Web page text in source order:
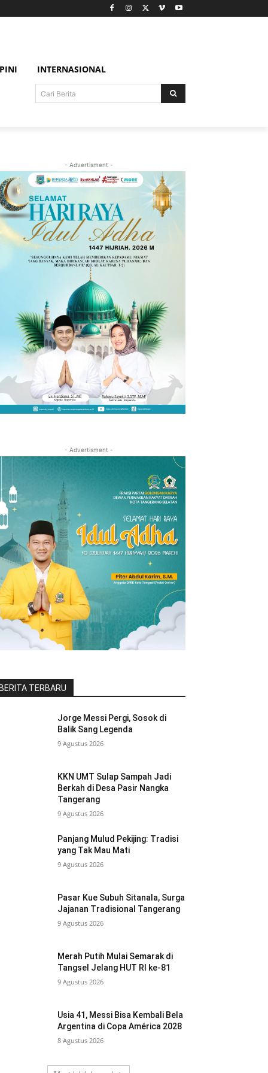
INTERNASIONAL
Cari Berita
- Advertisment -
- Advertisment -
BERITA TERBARU
Jorge Messi Pergi, Sosok di
Balik Sang Legenda
9 Agustus 2026
KKN UMT Sulap Sampah Jadi
Berkah di Desa Pasir Nangka
Tangerang
9 Agustus 2026
Panjang Mulud Pekijing: Tradisi
yang Tak Mau Mati
9 Agustus 2026
Pasar Kue Subuh Sitanala, Surga
Jajanan Tradisional Tangerang
9 Agustus 2026
Merah Putih Mulai Semarak di
Tangsel Jelang HUT RI ke-81
9 Agustus 2026
Usia 41, Messi Bisa Kembali Bela
Argentina di Copa América 2028
8 Agustus 2026